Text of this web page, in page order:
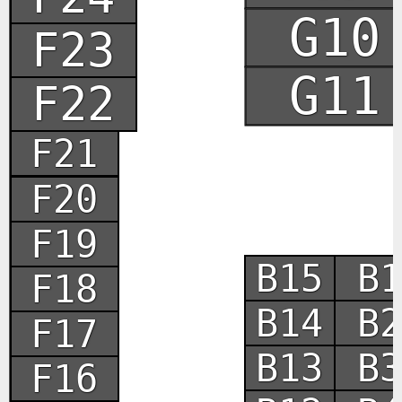
F16
F17
F18
F19
F20
F21
G10
G11
B3
B1
B2
B13
B14
B15
F22
F23